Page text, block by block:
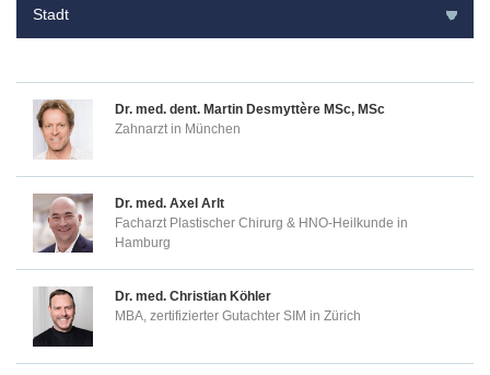
Dr. med. dent. Martin Desmyttère MSc, MSc
Zahnarzt in München
Dr. med. Axel Arlt
Facharzt Plastischer Chirurg & HNO-Heilkunde in
Hamburg
Dr. med. Christian Köhler
MBA, zertifizierter Gutachter SIM in Zürich